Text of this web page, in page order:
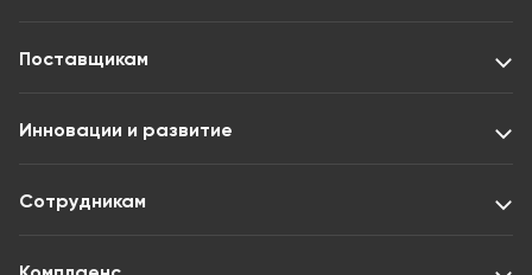
Поставщикам
Инновации и развитие
Сотрудникам